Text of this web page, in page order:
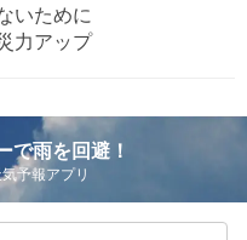
いために
力アップ
で雨を回避！
予報アプリ